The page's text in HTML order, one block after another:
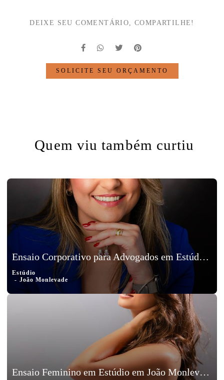
DEIXE SEU COMENTÁRIO, COMPARTILHE!
SOLICITE SEU ORÇAMENTO
Quem viu também curtiu
Ensaio Corporativo para Advogados em Estúdio em João Monlevade - Larissa
Estúdio
João Monlevade
Ensaio Feminino em Estúdio em João Monlevade - Lara